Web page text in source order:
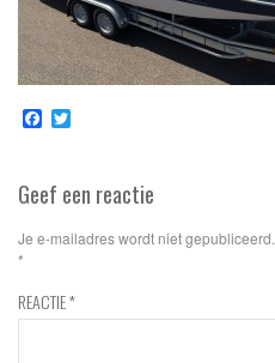
Facebook
Geef een reactie
Je e-mailadres wordt niet gepubliceerd.
*
REACTIE*